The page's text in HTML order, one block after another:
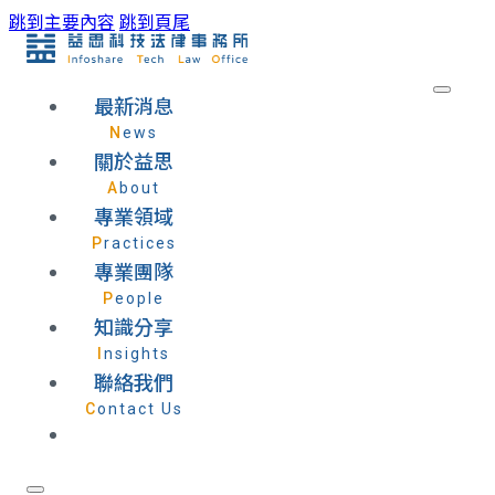
跳到主要內容 跳到頁尾
最新消息
News
關於益思
About
專業領域
Practices
專業團隊
People
知識分享
Insights
聯絡我們
Contact Us